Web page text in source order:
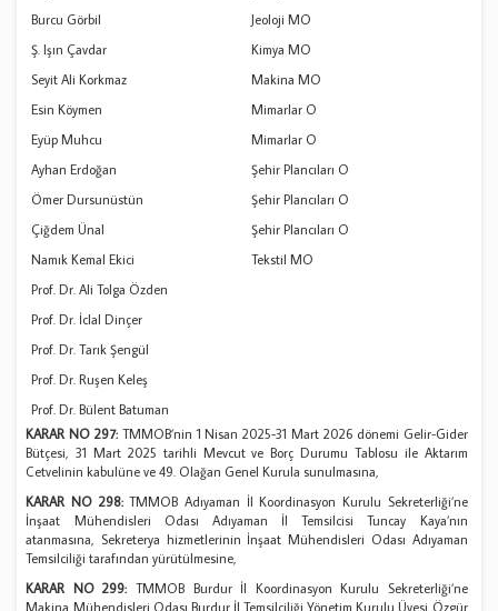
Burcu Görbil
Jeoloji MO
Ş. Işın Çavdar
Kimya MO
Seyit Ali Korkmaz
Makina MO
Esin Köymen
Mimarlar O
Eyüp Muhcu
Mimarlar O
Ayhan Erdoğan
Şehir Plancıları O
Ömer Dursunüstün
Şehir Plancıları O
Çiğdem Ünal
Şehir Plancıları O
Namık Kemal Ekici
Tekstil MO
Prof. Dr. Ali Tolga Özden
Prof. Dr. İclal Dinçer
Prof. Dr. Tarık Şengül
Prof. Dr. Ruşen Keleş
Prof. Dr. Bülent Batuman
KARAR NO 297: TMMOB’nin 1 Nisan 2025-31 Mart 2026 dönemi Gelir-Gider
Bütçesi, 31 Mart 2025 tarihli Mevcut ve Borç Durumu Tablosu ile Aktarım
Cetvelinin kabulüne ve 49. Olağan Genel Kurula sunulmasına,
KARAR NO 298:TMMOB Adıyaman İl Koordinasyon Kurulu Sekreterliği’ne
İnşaat Mühendisleri Odası Adıyaman İl Temsilcisi Tuncay Kaya’nın
atanmasına, Sekreterya hizmetlerinin İnşaat Mühendisleri Odası Adıyaman
Temsilciliği tarafından yürütülmesine,
KARAR NO 299: TMMOB Burdur İl Koordinasyon Kurulu Sekreterliği’ne
Makina Mühendisleri Odası Burdur İl Temsilciliği Yönetim Kurulu Üyesi Özgür